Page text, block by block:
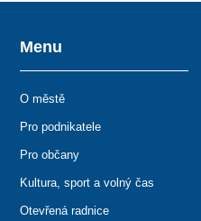
Menu
O městě
Pro podnikatele
Pro občany
Kultura, sport a volný čas
Otevřená radnice